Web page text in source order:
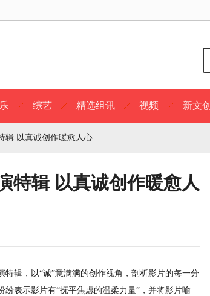
综艺 精选组讯 视频 新文创
辑 以真诚创作暖愈人心
特辑 以真诚创作暖愈人
辑，以“诚”意满满的创作视角，剖析影片的每一分
表示影片有“抚平焦虑的温柔力量”，并将影片喻